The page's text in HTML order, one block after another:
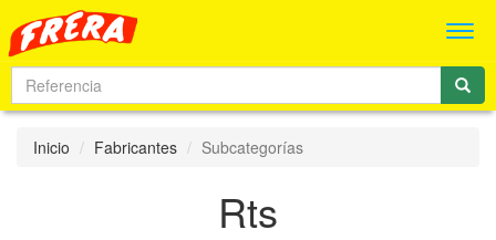
Inicio Fabricantes Subcategorías
Rts